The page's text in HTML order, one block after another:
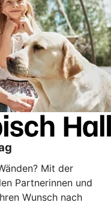
Mit der
Partnerinnen und
Wunsch nach